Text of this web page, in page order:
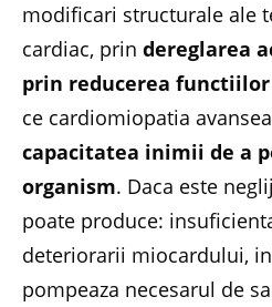
modificari structurale ale
cardiac, prin dereglarea
prin reducerea functiilor
ce cardiomiopatia
capacitatea inimii de a
organism. Daca este
poate produce:
deteriorarii miocardului,
pompeaza necesarul de